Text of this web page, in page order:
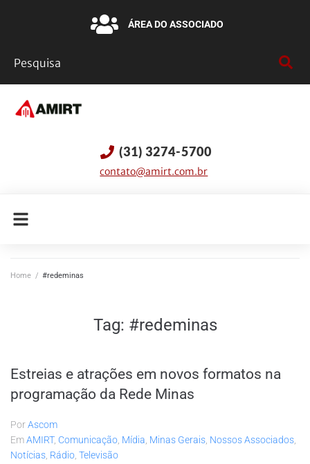
ÁREA DO ASSOCIADO
(31) 3274-5700
contato@amirt.com.br
Home / #redeminas
Tag: #redeminas
Estreias e atrações em novos formatos na
programação da Rede Minas
PorAscom
EmAMIRT, Comunicação Mídia Minas Gerais Nossos Associados
Notícias Rádio Televisão